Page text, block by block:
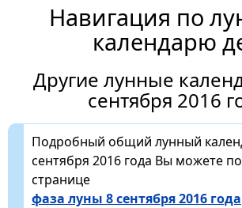
Навигация по
календарю
Другие лунные
сентября 2016
Подробный общий лунный
сентября 2016 года Вы можете
странице
фаза луны 8 сентября 2016 года